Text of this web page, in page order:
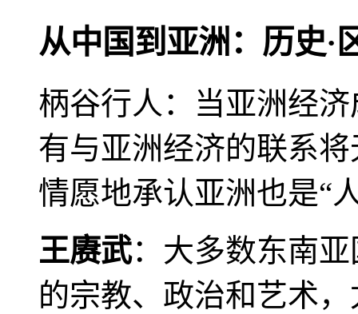
从中国到亚洲：历史·
柄谷行人：当亚洲经
有与亚洲经济的联系
情愿地承认亚洲也是“
王赓武：大多数东南
的宗教、政治和艺术